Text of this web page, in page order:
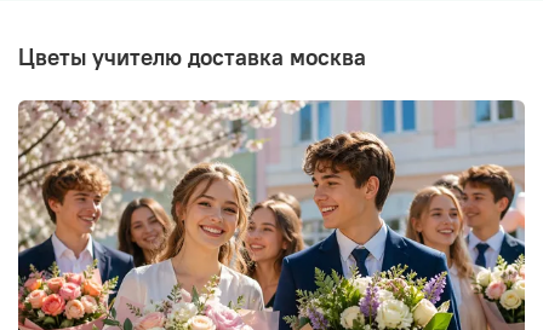
цветы учителю доставка москва